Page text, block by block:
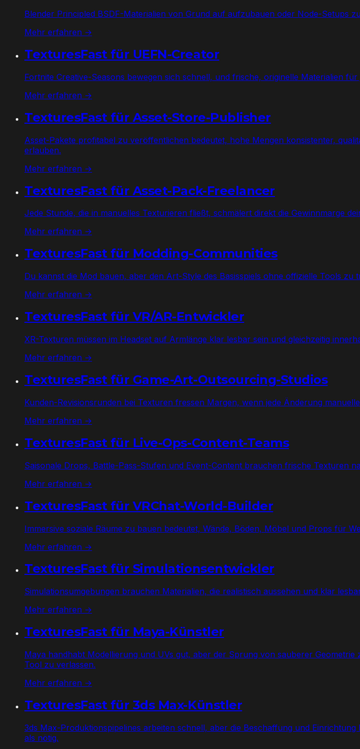
Blender Principled BSDF-Materialien von Grund auf aufzubauen oder Node-Setups
Mehr erfahren →
TexturesFast für UEFN-Creator
Fortnite Creative-Seasons bewegen sich schnell, und frische, originelle Materialien
Mehr erfahren →
TexturesFast für Asset-Store-Publisher
Asset-Pakete profitabel zu veröffentlichen bedeutet, hohe Mengen konsistenter,
erlauben.
Mehr erfahren →
TexturesFast für Asset-Pack-Freelancer
Jede Stunde, die in manuelles Texturieren fließt, schmälert direkt die Gewinnmarge
Mehr erfahren →
TexturesFast für Modding-Communities
Du kannst die Mod bauen, aber den Art-Style des Basisspiels ohne offizielle Tools zu
Mehr erfahren →
TexturesFast für VR/AR-Entwickler
XR-Texturen müssen im Headset auf Armlänge klar lesbar sein und gleichzeitig
Mehr erfahren →
TexturesFast für Game-Art-Outsourcing-Studios
Kunden-Revisionsrunden bei Texturen fressen Margen, wenn jede Änderung
Mehr erfahren →
TexturesFast für Live-Ops-Content-Teams
Saisonale Drops, Battle-Pass-Stufen und Event-Content brauchen frische Texturen
Mehr erfahren →
TexturesFast für VRChat-World-Builder
Immersive soziale Räume zu bauen bedeutet, Wände, Böden, Möbel und Props für
Mehr erfahren →
TexturesFast für Simulationsentwickler
Simulationsumgebungen brauchen Materialien, die realistisch aussehen und klar
Mehr erfahren →
TexturesFast für Maya-Künstler
Maya handhabt Modellierung und UVs gut, aber der Sprung von sauberer
Tool zu verlassen.
Mehr erfahren →
TexturesFast für 3ds Max-Künstler
3ds Max-Produktionspipelines arbeiten schnell, aber die Beschaffung und
als nötig.